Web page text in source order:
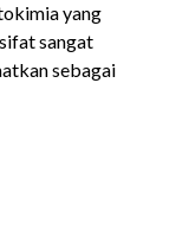
yang
sangat
sebagai